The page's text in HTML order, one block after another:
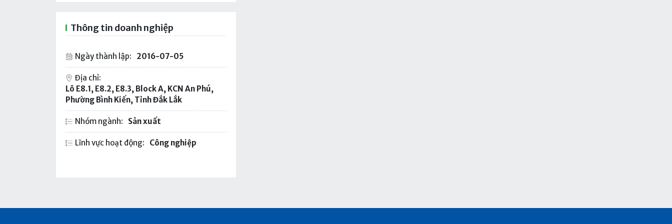
Thông tin doanh nghiệp
Ngày thành lập: 2016-07-05
Địa chỉ:
Lô E8.1, E8.2, E8.3, Block A, KCN An Phú,
Phường Bình Kiến, Tỉnh Đắk Lắk
Nhóm ngành: Sản xuất
Lĩnh vực hoạt động: Công nghiệp